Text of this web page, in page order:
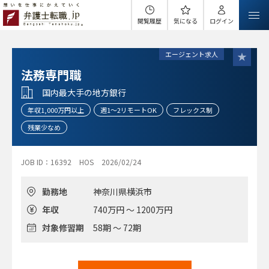
閲覧履歴 気になる ログイン
エージェント求人
法務専門職
国内最大手の地方銀行
年収1,000万円以上 週1～2リモートOK
フレックス制
残業少なめ
JOB ID：16392 HOS 2026/02/24
勤務地
神奈川県横浜市
年収
740万円 ～ 1200万円
対象修習期
58期 ～ 72期